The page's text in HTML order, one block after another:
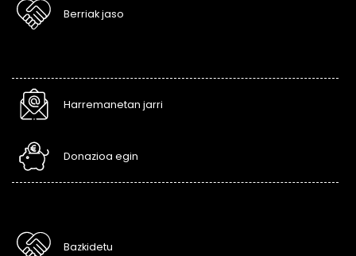
Berriak jaso
Harremanetan jarri
Donazioa egin
Bazkidetu